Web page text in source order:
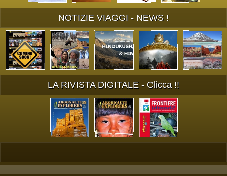
NOTIZIE VIAGGI - NEWS !
LA RIVISTA DIGITALE - Clicca !!